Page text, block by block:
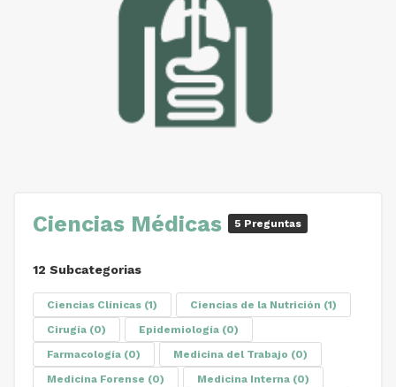
Ciencias Médicas 5 Preguntas
12 Subcategorias
Ciencias Clínicas (1) Ciencias de la Nutrición (1)
Cirugía (0) Epidemiología (0)
Farmacología (0) Medicina del Trabajo (0)
Medicina Forense (0) Medicina Interna (0)